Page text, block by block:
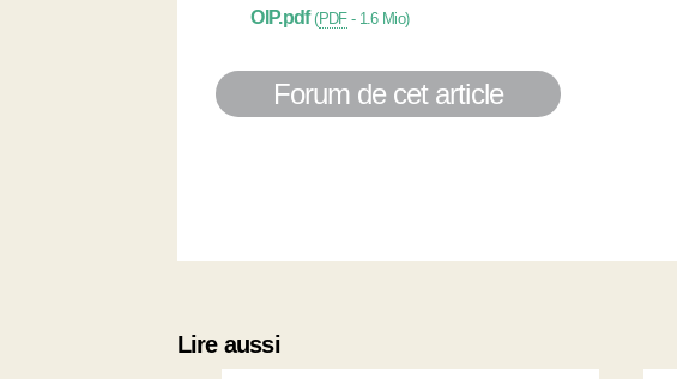
OIP.pdf (PDF- 1.6 Mio)
Forum de cet article
Lire aussi